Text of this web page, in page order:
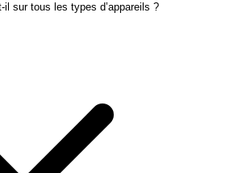
sur tous les types d’appareils ?